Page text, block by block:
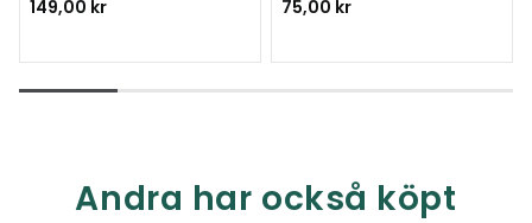
149,00 kr 75,00 kr
Andra har också köpt